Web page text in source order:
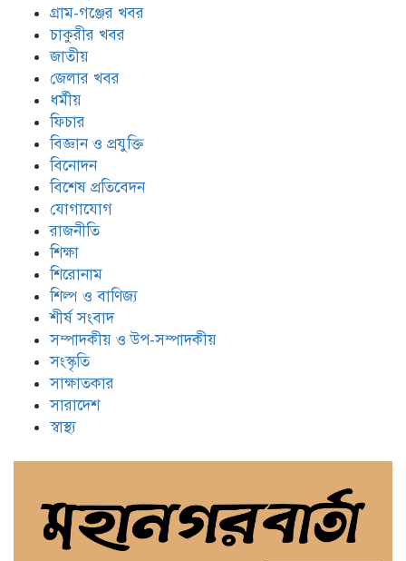
গ্রাম-গঞ্জের খবর
চাকুরীর খবর
জাতীয়
জেলার খবর
ধর্মীয়
ফিচার
বিজ্ঞান ও প্রযুক্তি
বিনোদন
বিশেষ প্রতিবেদন
যোগাযোগ
রাজনীতি
শিক্ষা
শিরোনাম
শিল্প ও বাণিজ্য
শীর্ষ সংবাদ
সম্পাদকীয় ও উপ-সম্পাদকীয়
সংস্কৃতি
সাক্ষাতকার
সারাদেশ
স্বাস্থ্য